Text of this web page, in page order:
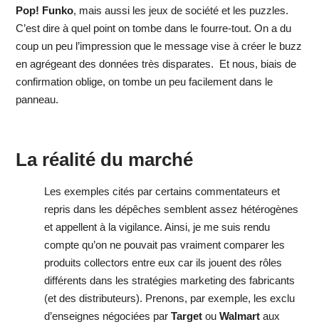
Pop! Funko, mais aussi les jeux de société et les puzzles.
C’est dire à quel point on tombe dans le fourre-tout. On a du
coup un peu l’impression que le message vise à créer le buzz
en agrégeant des données très disparates. Et nous, biais de
confirmation oblige, on tombe un peu facilement dans le
panneau.
La réalité du marché
Les exemples cités par certains commentateurs et
repris dans les dépêches semblent assez hétérogènes
et appellent à la vigilance. Ainsi, je me suis rendu
compte qu’on ne pouvait pas vraiment comparer les
produits collectors entre eux car ils jouent des rôles
différents dans les stratégies marketing des fabricants
(et des distributeurs). Prenons, par exemple, les exclu
d’enseignes négociées par Targetou Walmartaux